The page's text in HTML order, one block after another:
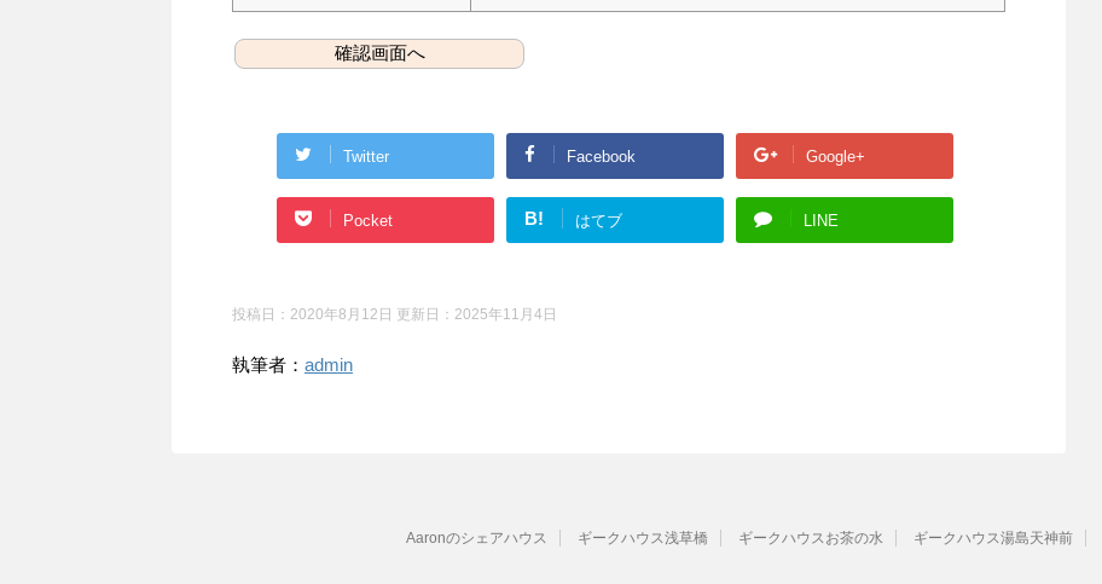
Twitter Facebook Google+
Pocket B! はてブ LINE
投稿日：2020年8月12日 更新日： 2025年11月4日
執筆者： admin
Aaronのシェアハウス ギークハウス浅草橋 ギークハウスお茶の水 ギークハウス湯島天神前